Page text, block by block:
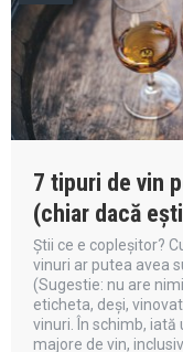
7 tipuri de vin
(chiar dacă
Știi ce e copleșitor?
vinuri ar putea avea
(Sugestie: nu are
eticheta, deși,
vinuri. În schimb,
majore de vin,